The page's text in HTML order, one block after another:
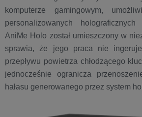
komputerze gamingowym,
personalizowanych
AniMe Holo został umieszczony w
sprawia, że jego praca nie
przepływu powietrza chłodzącego
jednocześnie ogranicza
hałasu generowanego przez system